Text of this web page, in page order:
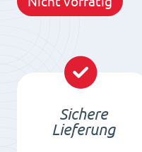
Sichere
Lieferung